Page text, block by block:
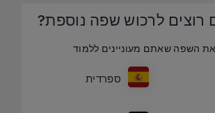
לרכוש שפה נוספת?
השפה שאתם מעוניינים ללמוד
ספרדית